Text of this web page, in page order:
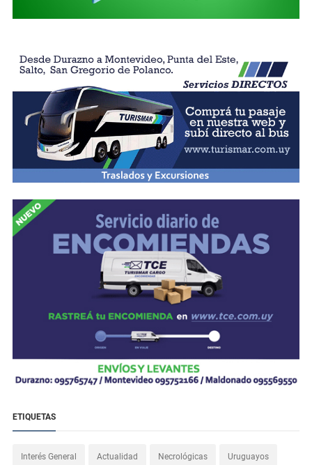
ETIQUETAS
Interés General Actualidad Necrológicas Uruguayos